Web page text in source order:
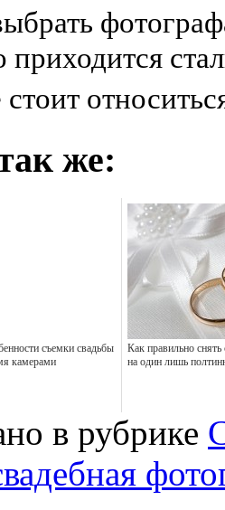
приходится
же:
съемки свадьбы
камерами
Как правильно снять
на один лишь
в рубрике